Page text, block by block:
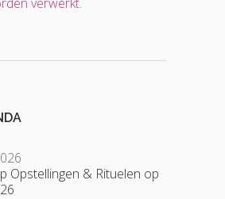
Opstellingen & Rituelen op